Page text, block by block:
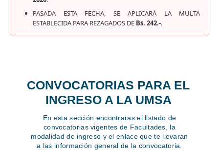
PASADA ESTA FECHA, SE APLICARÁ LA MULTA
ESTABLECIDA PARA REZAGADOS DE Bs. 242.-.
CONVOCATORIAS PARA EL
INGRESO A LA UMSA
En esta sección encontraras el listado de
convocatorias vigentes de Facultades, la
modalidad de ingreso y el enlace que te llevaran
a las información general de la convocatoria.